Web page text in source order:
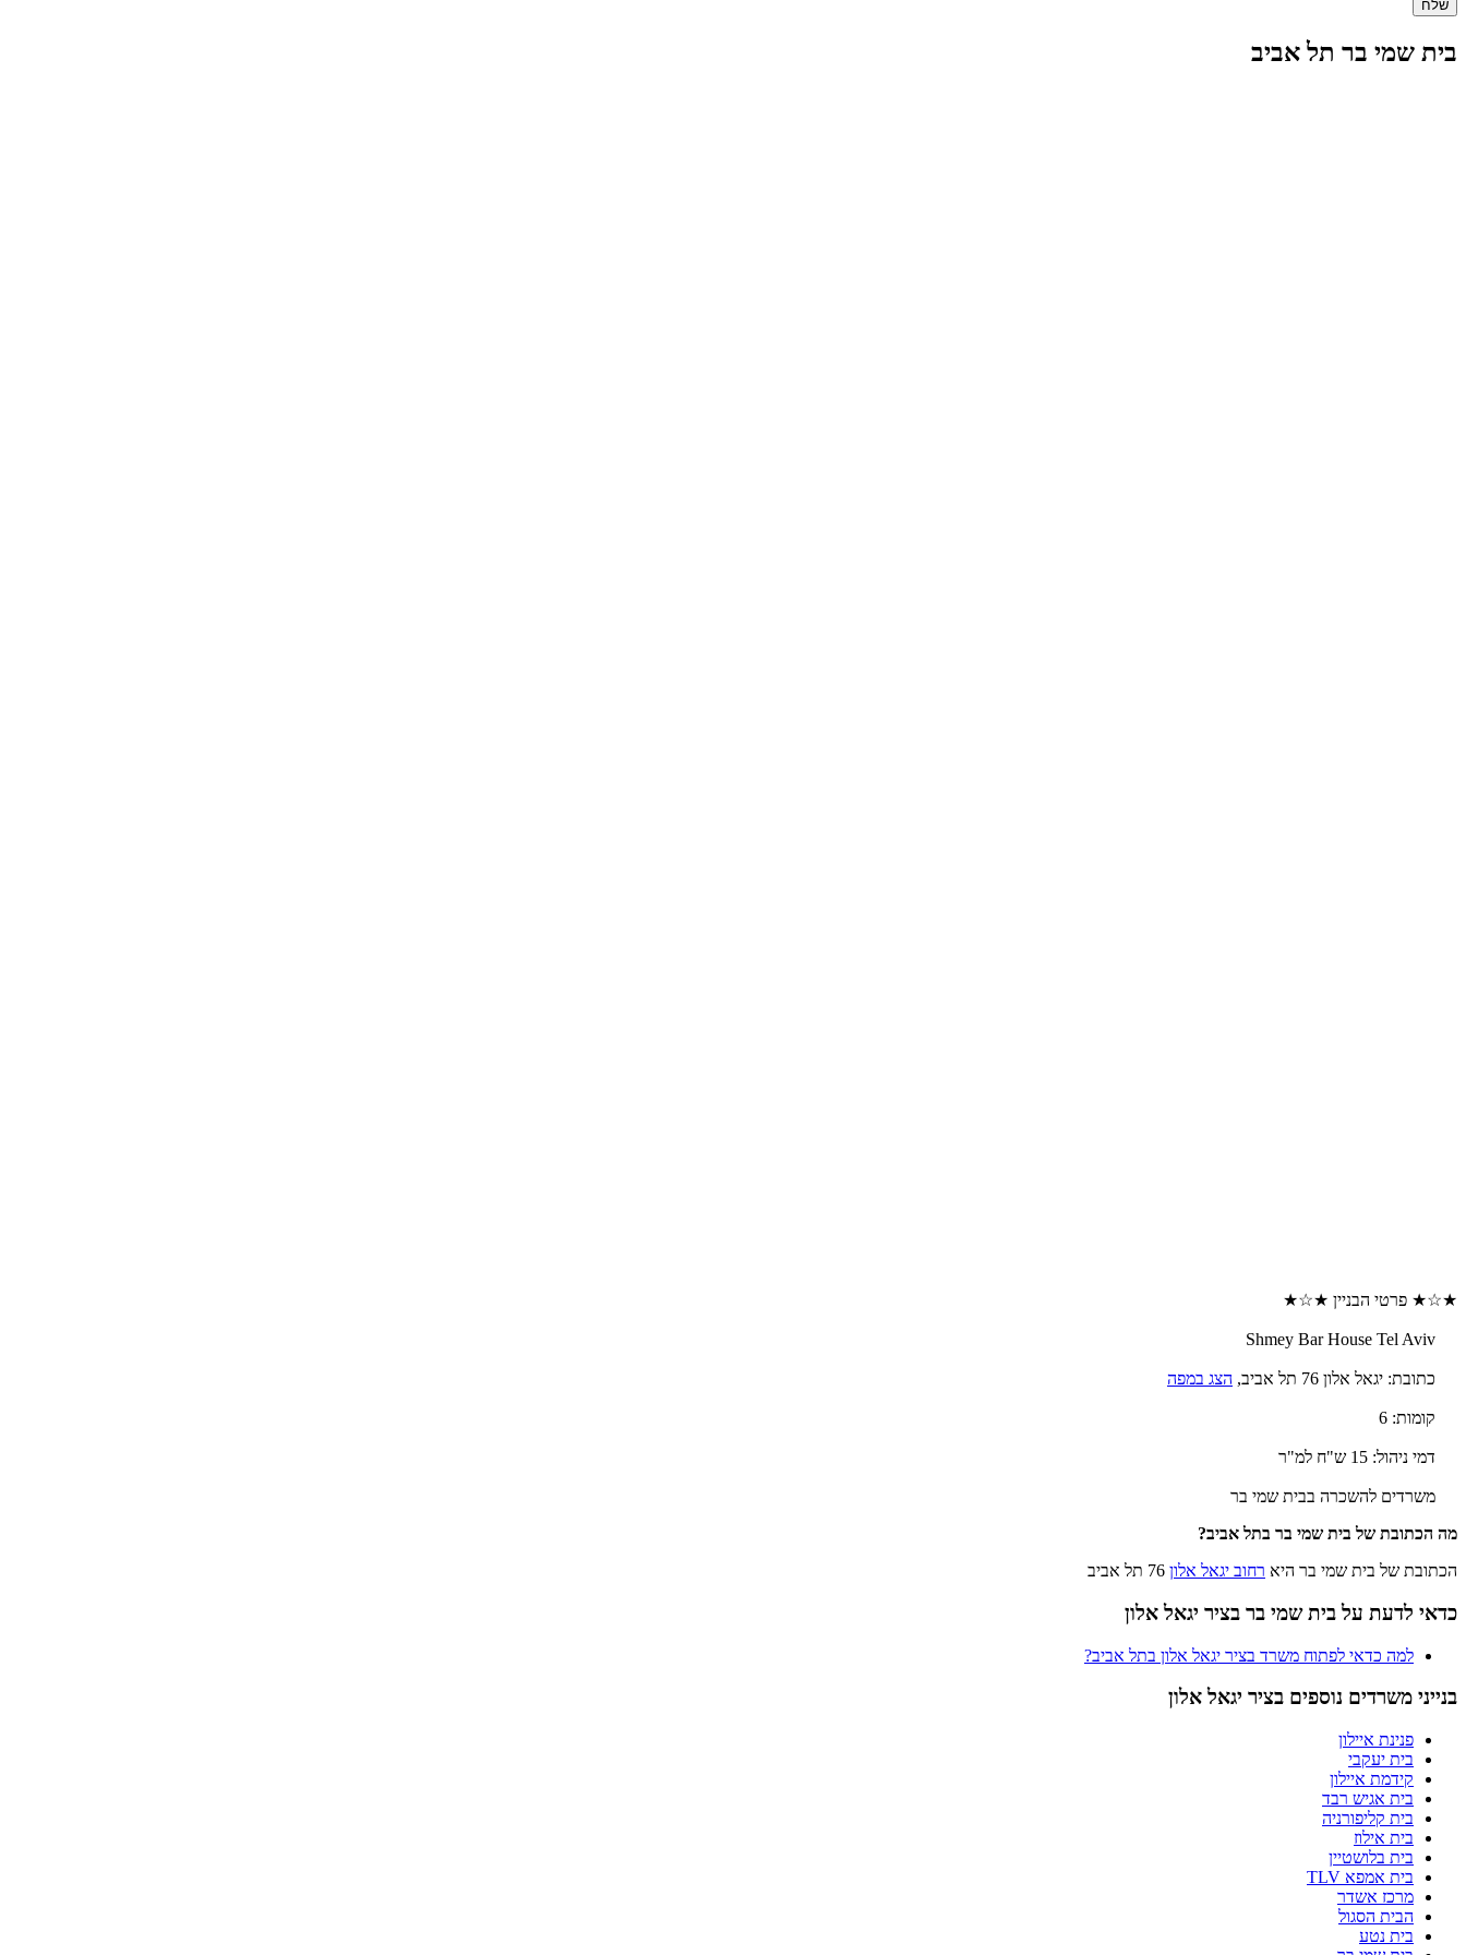
בית שמי בר תל אביב
★☆★ פרטי הבניין ★☆★
כתובת: יגאל אלון 76 תל אביב, הצג במפה
קומות: 6
דמי ניהול: 15 ש"ח למ"ר
משרדים להשכרה בבית שמי בר
מה הכתובת של בית שמי בר בתל אביב?
הכתובת של בית שמי בר היא רחוב יגאל אלון
כדאי לדעת על בית שמי בר בציר יגאל אלון
למה כדאי לפתוח משרד בציר יגאל אלון בתל אביב?
בנייני משרדים נוספים בציר יגאל אלון
פנינת איילון
בית יעקבי
קידמת איילון
בית אגיש רבד
בית קליפורניה
בית אילוז
בית בלושטיין
בית אמפא TLV
מרכז אשדר
הבית הסגול
בית נטע